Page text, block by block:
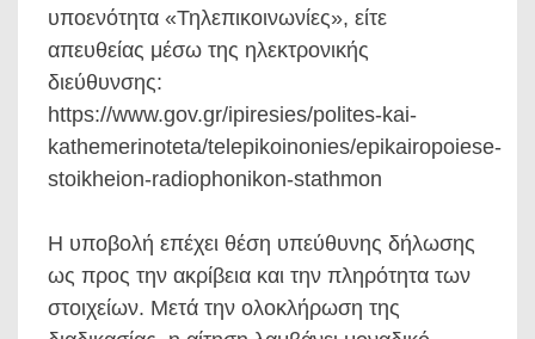
υποενότητα «Τηλεπικοινωνίες», είτε
απευθείας μέσω της ηλεκτρονικής
διεύθυνσης:
https://www.gov.gr/ipiresies/polites-kai-
kathemerinoteta/telepikoinonies/epikairopoiese-
stoikheion-radiophonikon-stathmon
Η υποβολή επέχει θέση υπεύθυνης δήλωσης
ως προς την ακρίβεια και την πληρότητα των
στοιχείων. Μετά την ολοκλήρωση της